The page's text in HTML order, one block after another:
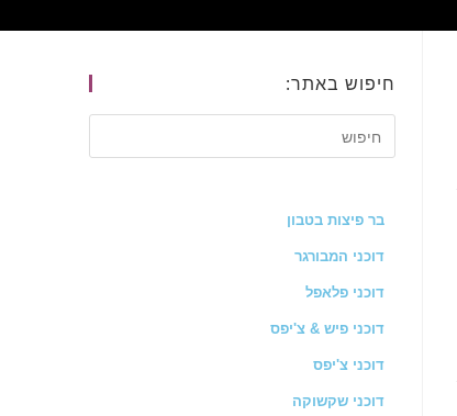
חיפוש באתר:
בר פיצות בטבון
דוכני המבורגר
דוכני פלאפל
דוכני פיש & צ'יפס
דוכני צ'יפס
דוכני שקשוקה